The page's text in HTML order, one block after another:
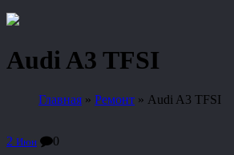
Audi A3 TFSI
Главная » Ремонт » Audi A3 TFSI
2 Июн 0